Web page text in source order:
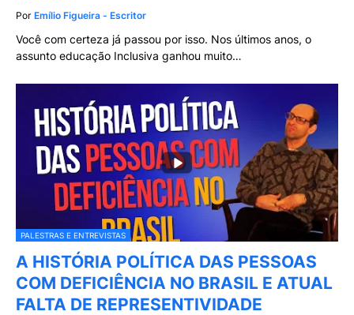
Por Emílio Figueira - Escritor
Você com certeza já passou por isso. Nos últimos anos, o
assunto educação Inclusiva ganhou muito…
PALESTRAS E ENTREVISTAS
A HISTÓRIA POLÍTICA DAS PESSOAS
COM DEFICIÊNCIA NO BRASIL E ATUAL
FALTA DE REPRESENTIVIDADE